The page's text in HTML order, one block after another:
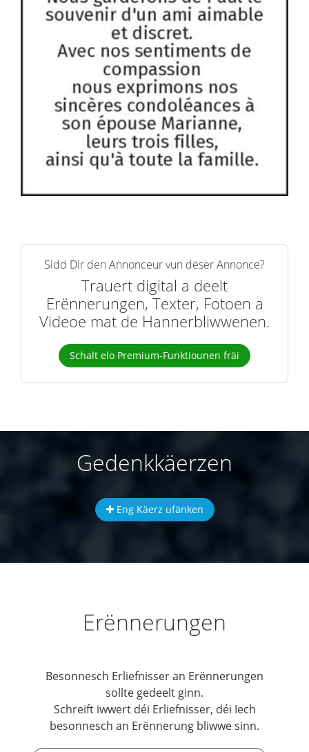
Sidd Dir den Annonceur vun dëser Annonce?
Trauert digital a deelt
Erënnerungen, Texter, Fotoen a
Videoe mat de Hannerbliwwenen.
Schalt elo Premium-Funktiounen fräi
Gedenkkäerzen
Eng Käerz ufänken
Erënnerungen
Besonnesch Erliefnisser an Erënnerungen
sollte gedeelt ginn.
Schreift iwwert déi Erliefnisser, déi Iech
besonnesch an Erënnerung bliwwe sinn.